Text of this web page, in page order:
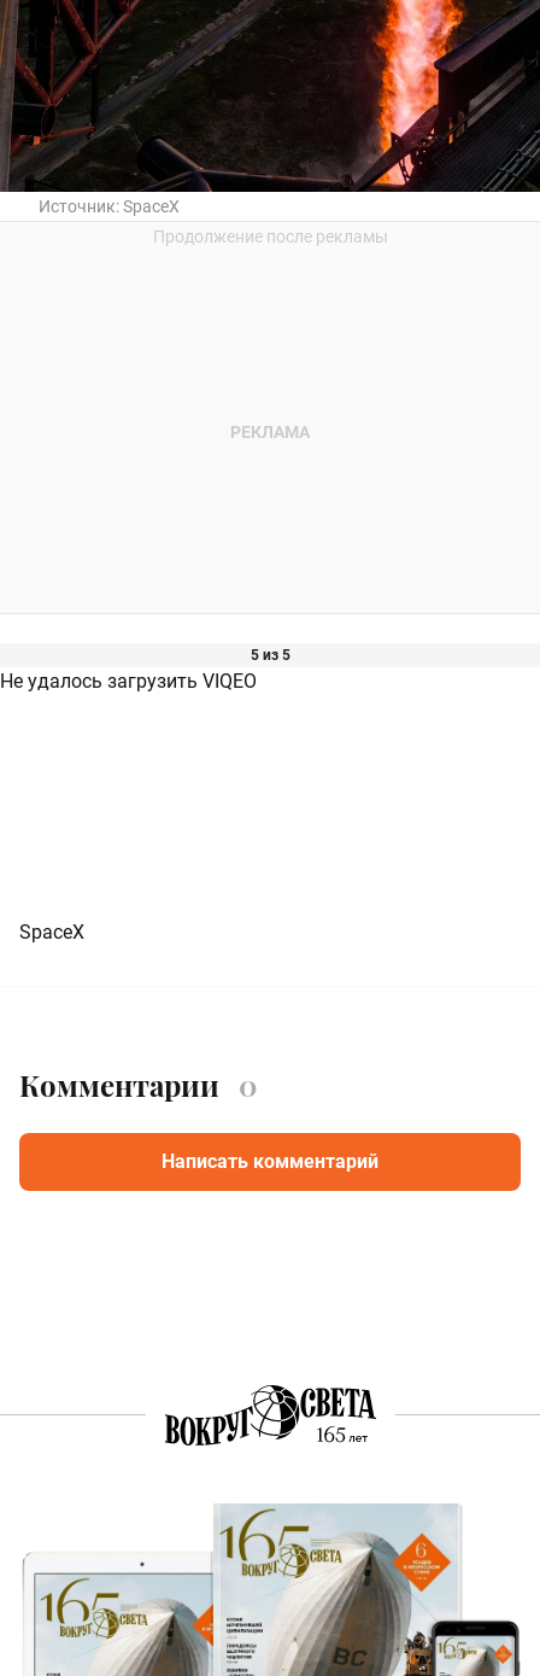
Источник:SpaceX
5 из 5
Не удалось загрузить VIQEO
SpaceX
Комментарии 0
Написать комментарий